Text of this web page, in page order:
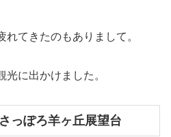
てきたのもありまして。
に出かけました。
っぽろ羊ヶ丘展望台